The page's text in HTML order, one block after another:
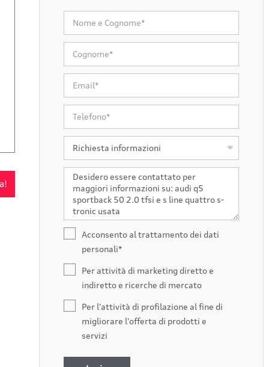
Acconsento al trattamento dei dati
personali*
Per attività di marketing diretto e
indiretto e ricerche di mercato
Per l'attività di profilazione al fine di
migliorare l'offerta di prodotti e
servizi